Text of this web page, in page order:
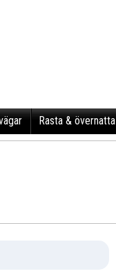
Rasta & övernatta